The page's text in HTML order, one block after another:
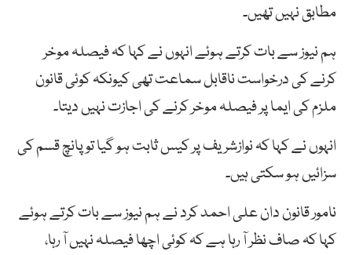
مطابق نہیں تھیں۔
ہم نیوز سے بات کرتے ہوئے انہوں نے کہا کہ فیصلہ موخر
کرنے کی درخواست ناقابل سماعت تھی کیونکہ کوئی قانون
ملزم کی ایما پر فیصلہ موخر کرنے کی اجازت نہیں دیتا۔
انہوں نے کہا کہ نوازشریف پر کیس ثابت ہو گیا تو پانچ قسم کی
سزائیں ہو سکتی ہیں۔
نامور قانون دان علی احمد کرد نے ہم نیوز سے بات کرتے ہوئے
کہا کہ صاف نظر آ رہا ہے کہ کوئی اچھا فیصلہ نہیں آ رہا،